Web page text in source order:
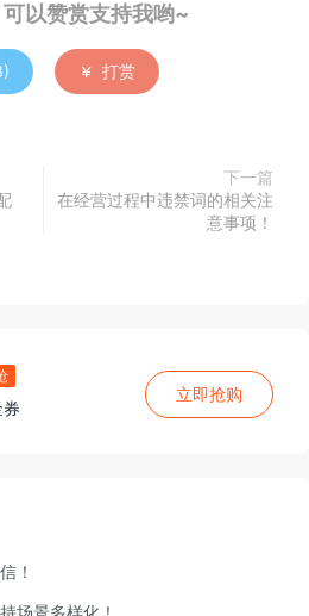
以赞赏支持我哟~
)  打赏
下一篇
在经营过程中违禁词的相关注
意事项！
立即抢购
！
场景多样化！